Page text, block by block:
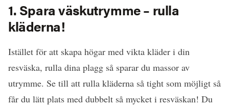
1. Spara väskutrymme – rulla
kläderna!
Istället för att skapa högar med vikta kläder i din
resväska, rulla dina plagg så sparar du massor av
utrymme. Se till att rulla kläderna så tight som möjligt så
får du lätt plats med dubbelt så mycket i resväskan! Du